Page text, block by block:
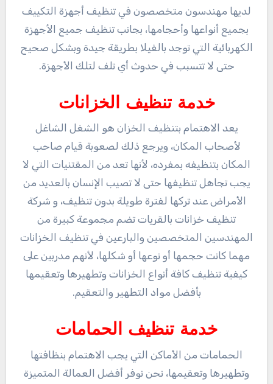
لديها مهندسون متخصصون في تنظيف أجهزة التكييف
بجميع أنواعها وأحجامها، بجانب تنظيف جميع الأجهزة
الكهربائية التي توجد بالفيلا بطريقة جيدة وبشكل صحيح
حتى لا تتسبب في حدوث أي تلف لتلك الأجهزة.
خدمة تنظيف الخزانات
يعد الاهتمام بتنظيف الخزان هو الشغل الشاغل
لأصحاب المكان، ويرجع ذلك لصعوبة قيام صاحب
المكان بتنظيفه بمفرده، لأنها تعد من المقتنيات التي لا
يجب تجاهل تنظيفها حتى لا تصيب الإنسان بالعديد من
الأمراض عند تركها لفترة طويلة بدون تنظيف، و شركة
تنظيف خزانات بالقريات تضم مجموعة كبيرة من
المهندسين المتخصصين والبارعين في تنظيف الخزانات
مهما كانت حجمها أو نوعها أو شكلها، لأنهم مدربين على
كيفية تنظيف كافة أنواع الخزانات وتطهيرها وتعقيمها
بأفضل مواد التطهير والتعقيم.
خدمة تنظيف الحمامات
الحمامات من الأماكن التي يجب الاهتمام بنظافتها
وتطهيرها وتعقيمها، نحن نوفر أفضل العمالة المتميزة